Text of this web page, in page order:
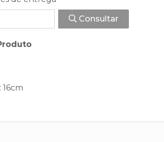
Consultar